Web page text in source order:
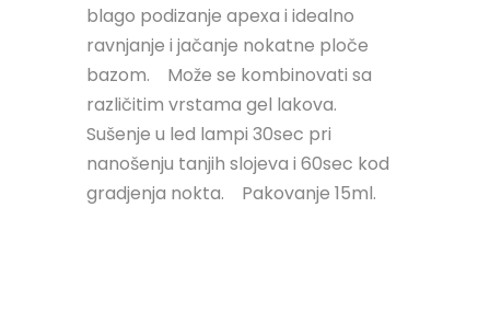
blago podizanje apexa i idealno
ravnjanje i jačanje nokatne ploče
bazom.⠀ Može se kombinovati sa
različitim vrstama gel lakova.⠀
Sušenje u led lampi 30sec pri
nanošenju tanjih slojeva i 60sec kod
gradjenja nokta.⠀ Pakovanje 15ml.